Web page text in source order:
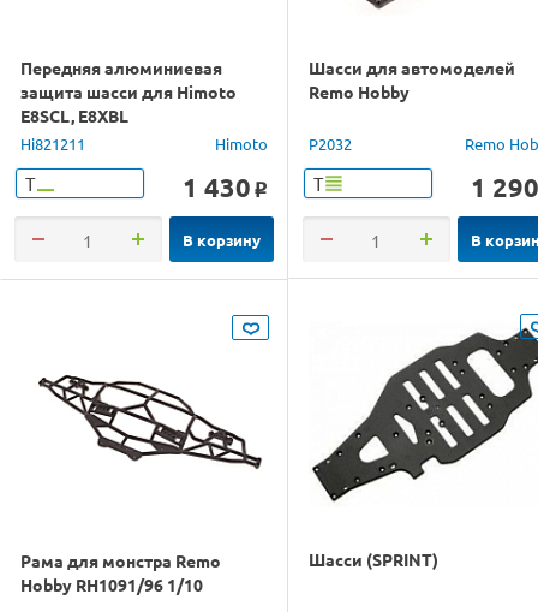
Передняя алюминиевая
защита шасси для Himoto
E8SCL, E8XBL
Hi821211 Himoto
Т 1 430 o
В корзину
Шасси для автомоделей
Remo Hobby
P2032 Remo
Т 1 290
В
Рама для монстра Remo
Hobby RH1091/96 1/10
Шасси (SPRINT)